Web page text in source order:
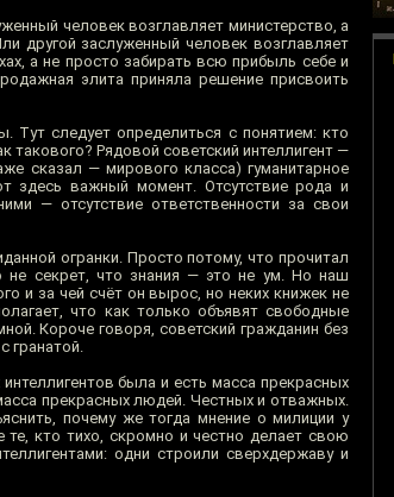
человек возглавляет министерство, а
другой заслуженный человек возглавляет
а не просто забирать всю прибыль себе и
элита приняла решение присвоить
Тут следует определиться с понятием: кто
такового? Рядовой советский интеллигент —
сказал — мирового класса) гуманитарное
здесь важный момент. Отсутствие рода и
— отсутствие ответственности за свои
огранки. Просто потому, что прочитал
не секрет, что знания — это не ум. Но наш
и за чей счёт он вырос, но неких книжек не
что как только объявят свободные
Короче говоря, советский гражданин без
гранатой.
была и есть масса прекрасных
прекрасных людей. Честных и отважных.
почему же тогда мнение о милиции у
те, кто тихо, скромно и честно делает свою
одни строили сверхдержаву и